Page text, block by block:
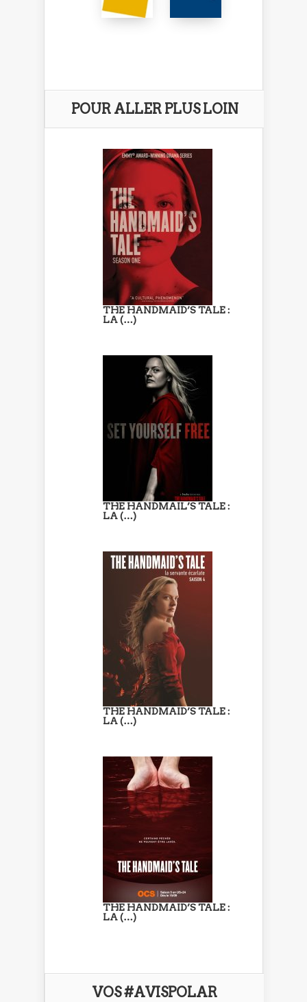
POUR ALLER PLUS LOIN
THE HANDMAID’S TALE :
LA (…)
THE HANDMAIL’S TALE :
LA (…)
THE HANDMAID’S TALE :
LA (…)
THE HANDMAID’S TALE :
LA (…)
VOS #AVISPOLAR